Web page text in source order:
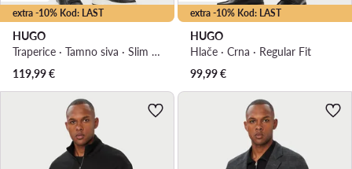
extra -10% Kod: LAST
HUGO
Traperice · Tamno siva · Slim Fit
119,99€
extra -10% Kod: LAST
HUGO
Hlače · Crna · Regular Fit
99,99€